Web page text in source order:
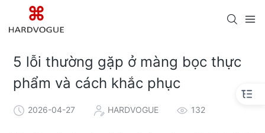
5 lỗi thường gặp ở màng bọc thực
phẩm và cách khắc phục
2026-04-27 HARDVOGUE 132